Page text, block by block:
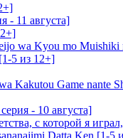
- 11 августа]
wa Kyou mo
5 из 12+]
Kakutou Game nante
- 10 августа]
с которой я
Datta Ken [1-5